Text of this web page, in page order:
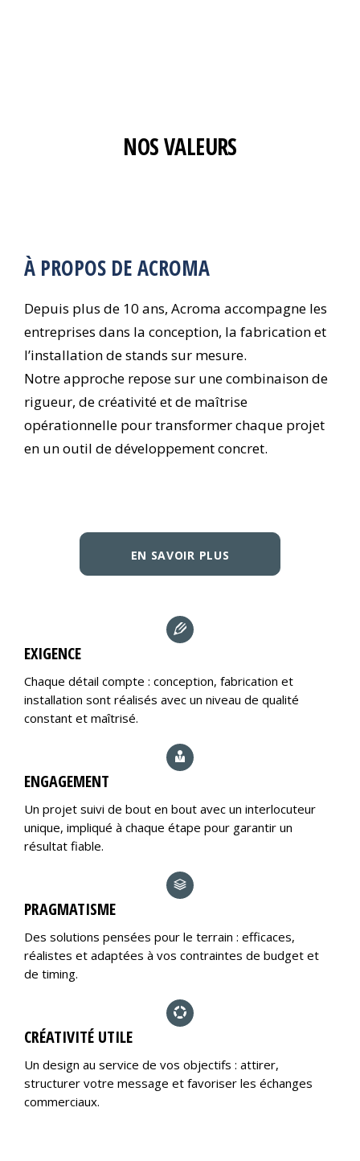
NOS VALEURS
À PROPOS DE ACROMA
Depuis plus de 10 ans, Acroma accompagne les
entreprises dans la conception, la fabrication et
l’installation de stands sur mesure.
Notre approche repose sur une combinaison de
rigueur, de créativité et de maîtrise
opérationnelle pour transformer chaque projet
en un outil de développement concret.
EN SAVOIR PLUS
EXIGENCE
Chaque détail compte : conception, fabrication et
installation sont réalisés avec un niveau de qualité
constant et maîtrisé.
ENGAGEMENT
Un projet suivi de bout en bout avec un interlocuteur
unique, impliqué à chaque étape pour garantir un
résultat fiable.
PRAGMATISME
Des solutions pensées pour le terrain : efficaces,
réalistes et adaptées à vos contraintes de budget et
de timing.
CRÉATIVITÉ UTILE
Un design au service de vos objectifs : attirer,
structurer votre message et favoriser les échanges
commerciaux.